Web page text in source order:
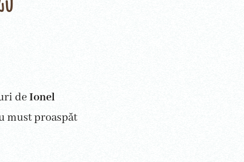
deIonel
must proaspăt